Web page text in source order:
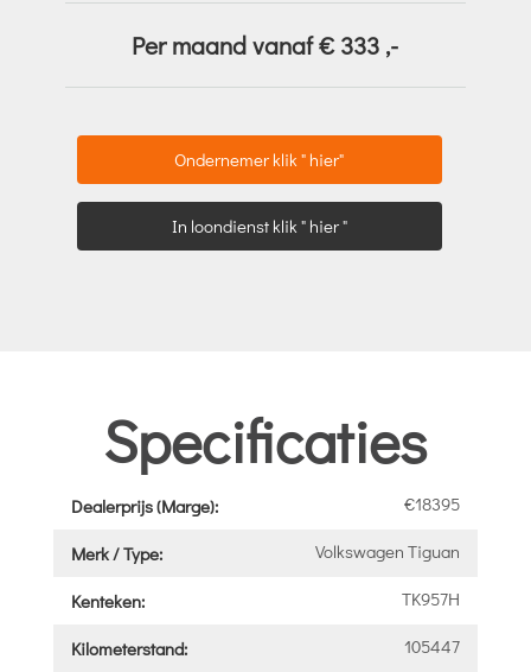
Per maand vanaf €333 ,-
Ondernemer klik " hier"
In loondienst klik " hier "
Specificaties
Dealerprijs (Marge): €18395
Merk / Type: Volkswagen Tiguan
Kenteken: TK957H
Kilometerstand: 105447